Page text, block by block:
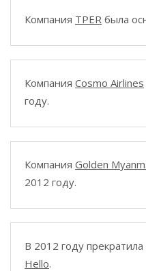
Компания TPER была
Компания Cosmo Airlines
году.
Компания Golden
2012 году.
В 2012 году
Hello.